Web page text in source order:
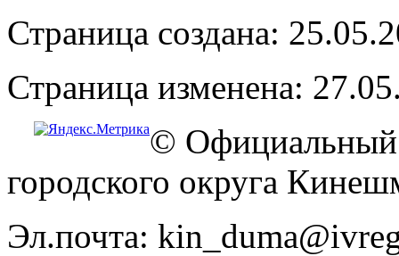
Страница создана:
Страница изменена:
© Официальный
городского округа
Эл.почта: